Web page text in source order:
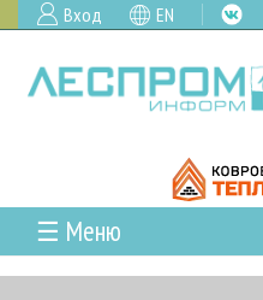
Вход EN
☰ Меню
ГЛАВНАЯ